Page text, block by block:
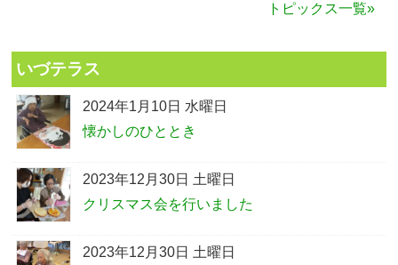
トピックス一覧»
いづテラス
2024年1月10日 水曜日
懐かしのひととき
2023年12月30日 土曜日
クリスマス会を行いました
2023年12月30日 土曜日